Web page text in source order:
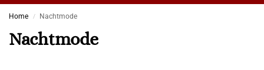
Home / Nachtmode
Nachtmode